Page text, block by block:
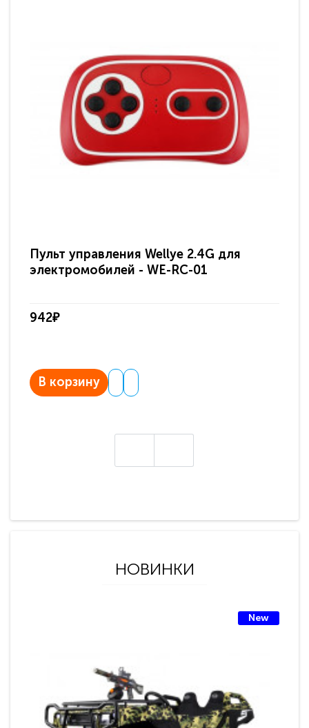
Пульт управления Wellye 2.4G для
электромобилей - WE-RC-01
942₽
В корзину
НОВИНКИ
New